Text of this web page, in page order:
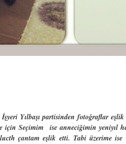
İşyeri Yılbaşı partisinden fotoğraflar
Seçimim ise anneciğimin yeniyıl
çantam eşlik etti. Tabi üzerime